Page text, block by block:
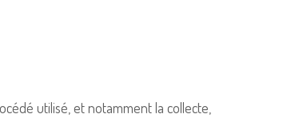
utilisé, et notamment la collecte,